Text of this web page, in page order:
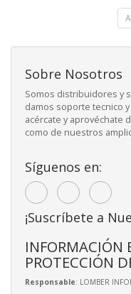
Sobre Nosotros
Somos distribuidores y
damos soporte tecnico
acércate y aprovéchate
como de nuestros
Síguenos en:
¡Suscríbete a
INFORMACIÓN
PROTECCIÓN
Responsable: LOMBER